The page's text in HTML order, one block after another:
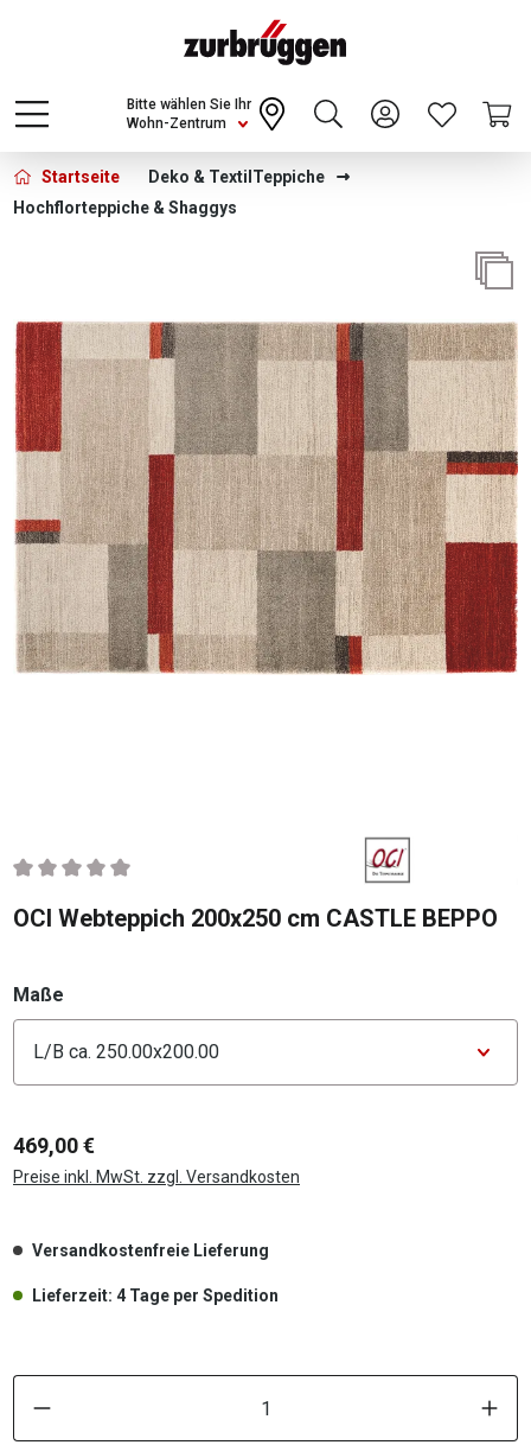
Choose a different country or region to see
content for your location and shop online
CONTINUE
Wohn-Zentrum
Bitte wählen Sie Ihr
Startseite Deko & Textil Teppiche
Hochflorteppiche & Shaggys
Durchschnittliche Bewertung von 0 von 5 Sternen
OCI Webteppich 200x250 cm CASTLE BEPPO
Maße
469,00 €
Preise inkl. MwSt. zzgl. Versandkosten
Versandkostenfreie Lieferung
Lieferzeit: 4 Tage per Spedition